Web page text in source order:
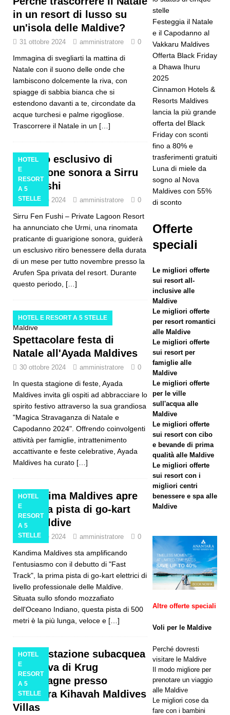
Travel
Guide per
status di
cinque
stelle
5 STELLE
[ 24
Festeggia
il Natale e
il
Vakkaru
HOTEL
E RESORT
A 5
[ 21
novembre
2025 ]
Friday a
Ihuru 2025
OFFERTE
[ 17
novembre
Cinnamon
Resorts
in un resort di lusso su
un'isola delle Maldive?
31 ottobre 2024 amministratore 0
Immagina di svegliarti la mattina di
Natale con il suono delle onde che
lambiscono dolcemente la riva, con
spiagge di sabbia bianca che si
estendono davanti a te, circondate da
acque turchesi e palme rigogliose.
Trascorrere il Natale in un […]
HOTEL
E
RESORT
A 5
STELLE
Ritiro esclusivo di
guarigione sonora a Sirru
Fen Fushi
30 ottobre 2024 amministratore 0
Sirru Fen Fushi – Private Lagoon Resort
ha annunciato che Urmi, una rinomata
praticante di guarigione sonora, guiderà
un esclusivo ritiro benessere della durata
di un mese per tutto novembre presso la
Arufen Spa privata del resort. Durante
questo periodo, […]
HOTEL E RESORT A 5 STELLE
Spettacolare festa di
Natale all'Ayada Maldives
30 ottobre 2024 amministratore 0
In questa stagione di feste, Ayada
Maldives invita gli ospiti ad abbracciare lo
spirito festivo attraverso la sua grandiosa
"Magica Stravaganza di Natale e
Capodanno 2024". Offrendo coinvolgenti
attività per famiglie, intrattenimento
accattivante e feste celebrative, Ayada
Maldives ha curato […]
HOTEL
E
RESORT
A 5
STELLE
Kandima Maldives apre
la prima pista di go-kart
alle Maldive
28 ottobre 2024 amministratore 0
Kandima Maldives sta amplificando
l'entusiasmo con il debutto di "Fast
Track", la prima pista di go-kart elettrici di
livello professionale delle Maldive.
Situata sullo sfondo mozzafiato
dell'Oceano Indiano, questa pista di 500
metri è la più lunga, veloce e […]
HOTEL
E
RESORT
A 5
STELLE
Degustazione subacquea
esclusiva di Krug
Champagne presso
Anantara Kihavah Maldives
Villas
stelle
Festeggia il Natale
e il Capodanno al
Vakkaru Maldives
Offerta Black Friday
a Dhawa Ihuru
2025
Cinnamon Hotels &
Resorts Maldives
lancia la più grande
offerta del Black
Friday con sconti
fino a 80% e
trasferimenti gratuiti
Luna di miele da
sogno al Nova
Maldives con 55%
di sconto
Offerte
speciali
Le migliori offerte
sui resort all-
inclusive alle
Maldive
Le migliori offerte
per resort romantici
alle Maldive
Le migliori offerte
sui resort per
famiglie alle
Maldive
Le migliori offerte
per le ville
sull'acqua alle
Maldive
Le migliori offerte
sui resort con cibo
e bevande di prima
qualità alle Maldive
Le migliori offerte
sui resort con i
migliori centri
benessere e spa alle
Maldive
Altre offerte speciali
Voli per le Maldive
Perché dovresti
visitare le Maldive
Il modo migliore per
prenotare un viaggio
alle Maldive
Le migliori cose da
fare con i bambini